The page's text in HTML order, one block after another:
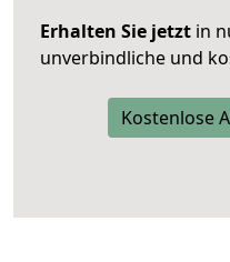
Erhalten Sie jetzt in
unverbindliche und
Kostenlose